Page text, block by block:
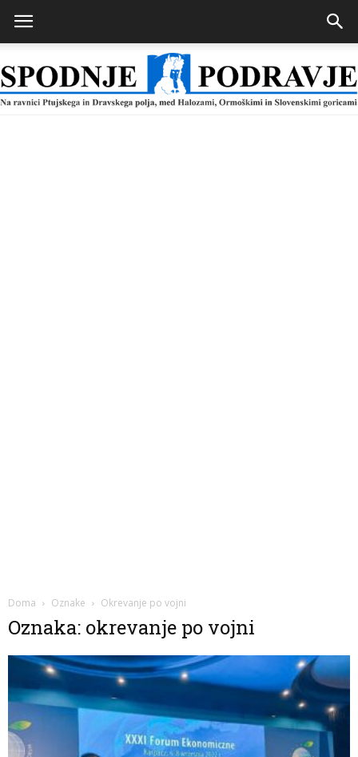
Doma Oznake Okrevanje po vojni
Oznaka: okrevanje po vojni